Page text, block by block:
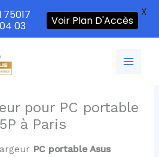
pour PC portable
à Paris
PC portable Asus
03
Voir Plan D'Accès
X